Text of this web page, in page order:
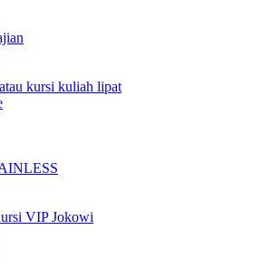
kursi kuliah lipat
VIP Jokowi